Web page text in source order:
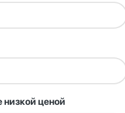
низкой ценой